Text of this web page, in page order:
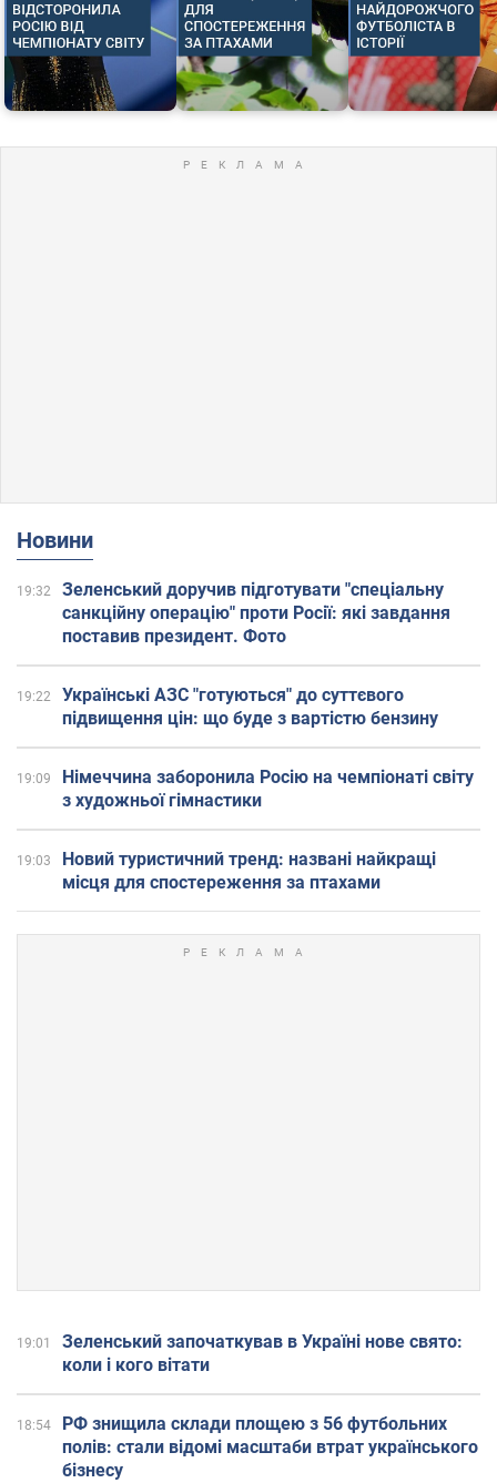
Новини
Зеленський доручив підготувати "спеціальну
санкційну операцію" проти Росії: які завдання
поставив президент. Фото
19:32
Українські АЗС "готуються" до суттєвого
підвищення цін: що буде з вартістю бензину
19:22
Німеччина заборонила Росію на чемпіонаті світу
з художньої гімнастики
19:09
Новий туристичний тренд: названі найкращі
місця для спостереження за птахами
19:03
Зеленський започаткував в Україні нове свято:
коли і кого вітати
19:01
РФ знищила склади площею з 56 футбольних
полів: стали відомі масштаби втрат українського
бізнесу
18:54